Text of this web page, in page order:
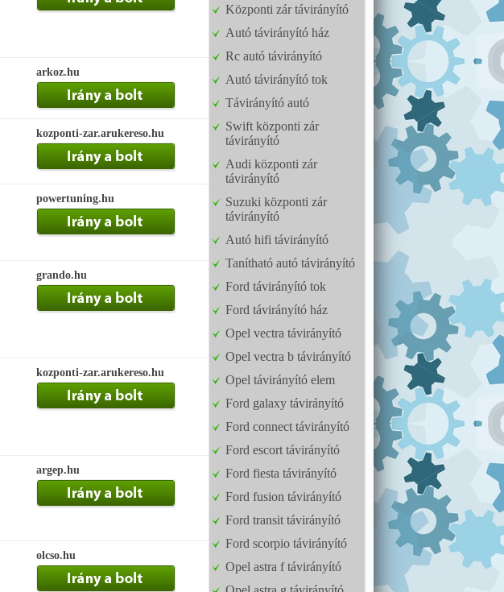
arkoz.hu
kozponti-zar.arukereso.hu
powertuning.hu
grando.hu
kozponti-zar.arukereso.hu
argep.hu
olcso.hu
Központi zár távirányító
Autó távirányító ház
Rc autó távirányító
Autó távirányító tok
Távirányító autó
Swift központi zár
távirányító
Audi központi zár
távirányító
Suzuki központi zár
távirányító
Autó hifi távirányító
Tanítható autó távirányító
Ford távirányító tok
Ford távirányító ház
Opel vectra távirányító
Opel vectra b távirányító
Opel távirányító elem
Ford galaxy távirányító
Ford connect távirányító
Ford escort távirányító
Ford fiesta távirányító
Ford fusion távirányító
Ford transit távirányító
Ford scorpio távirányító
Opel astra f távirányító